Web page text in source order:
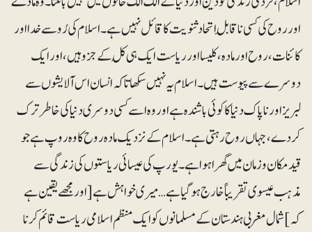
اور روح کی کسی ناقابلِ اتحاد ثنویت کا قائل نہیں ہے۔ اسلام کی رُو سے خدا اور
کائنات، روح اور مادہ، کلیسا اور ریاست ایک ہی کُل کے جزو ہیں، اور ایک
دوسرے سے پیوست ہیں۔ اسلام یہ نہیں سکھاتا کہ انسان اس آلایشوں سے
لبریز اور ناپاک دنیا کا کوئی باشندہ ہے اور وہ اسے کسی دوسری دنیا کی خاطر ترک
کردے، جہاں روح رہتی ہے۔ اسلام کے نزدیک مادہ روح کا وہ روپ ہے جو
قیدمکان و زمان میں گھرا ہوا ہے۔ یورپ کی عیسائی ریاستوں کی زندگی سے
مذہب عیسوی تقریباً خارج ہوگیا ہے… میری خواہش ہے [اور مجھے یقین ہے
کہ] شمال مغربی ہندستان کے مسلمانوں کو ایک منظم اسلامی ریاست قائم کرنا